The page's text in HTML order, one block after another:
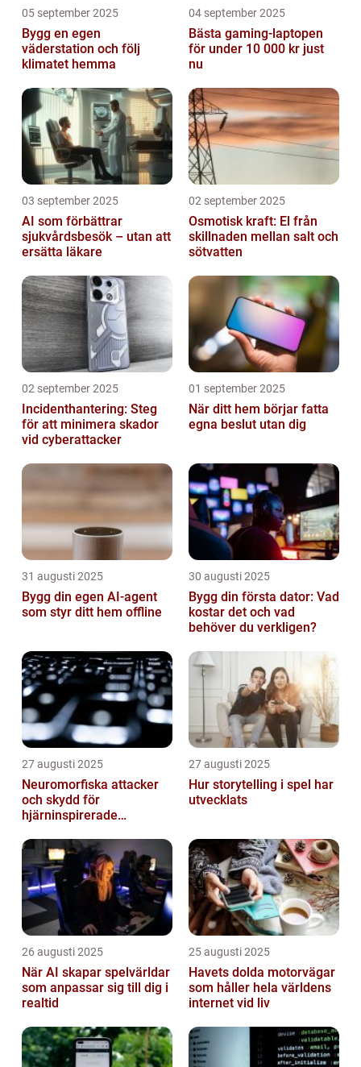
05 september 2025
Bygg en egen
väderstation och följ
klimatet hemma
04 september 2025
Bästa gaming-laptopen
för under 10 000 kr just
nu
03 september 2025
AI som förbättrar
sjukvårdsbesök – utan att
ersätta läkare
02 september 2025
Osmotisk kraft: El från
skillnaden mellan salt och
sötvatten
02 september 2025
Incidenthantering: Steg
för att minimera skador
vid cyberattacker
01 september 2025
När ditt hem börjar fatta
egna beslut utan dig
31 augusti 2025
Bygg din egen AI-agent
som styr ditt hem offline
30 augusti 2025
Bygg din första dator: Vad
kostar det och vad
behöver du verkligen?
27 augusti 2025
Neuromorfiska attacker
och skydd för
hjärninspirerade
27 augusti 2025
Hur storytelling i spel har
utvecklats
26 augusti 2025
När AI skapar spelvärldar
som anpassar sig till dig i
realtid
25 augusti 2025
Havets dolda motorvägar
som håller hela världens
internet vid liv